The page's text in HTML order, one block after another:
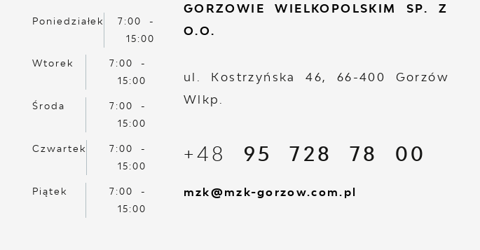
Poniedziałek
7:00 -
15:00
Wtorek
7:00 -
15:00
Środa
7:00 -
15:00
Czwartek
7:00 -
15:00
Piątek
7:00 -
15:00
GORZOWIE WIELKOPOLSKIM SP. Z
O.O.
ul. Kostrzyńska 46, 66-400 Gorzów
Wlkp.
+48 95 728 78 00
mzk@mzk-gorzow.com.pl